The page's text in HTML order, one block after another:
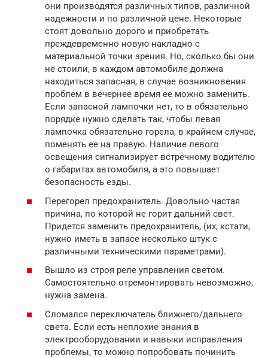
они производятся различных типов, различной
надежности и по различной цене. Некоторые
стоят довольно дорого и приобретать
преждевременно новую накладно с
материальной точки зрения. Но, сколько бы они
не стоили, в каждом автомобиле должна
находиться запасная, в случае возникновения
проблем в вечернее время ее можно заменить.
Если запасной лампочки нет, то в обязательно
порядке нужно сделать так, чтобы левая
лампочка обязательно горела, в крайнем случае,
поменять ее на правую. Наличие левого
освещения сигнализирует встречному водителю
о габаритах автомобиля, а это повышает
безопасность езды.
Перегорел предохранитель. Довольно частая
причина, по которой не горит дальний свет.
Придется заменить предохранитель, (их, кстати,
нужно иметь в запасе несколько штук с
различными техническими параметрами).
Вышло из строя реле управления светом.
Самостоятельно отремонтировать невозможно,
нужна замена.
Сломался переключатель ближнего/дальнего
света. Если есть неплохие знания в
электрооборудовании и навыки исправления
проблемы, то можно попробовать починить